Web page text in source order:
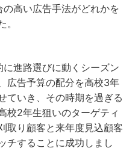
高い広告手法がどれかを
進路選びに動くシーズン
広告予算の配分を高校3年
ていき、その時期を過ぎる
校2年生狙いのターゲティ
取り顧客と来年度見込顧客
チすることに成功しまし